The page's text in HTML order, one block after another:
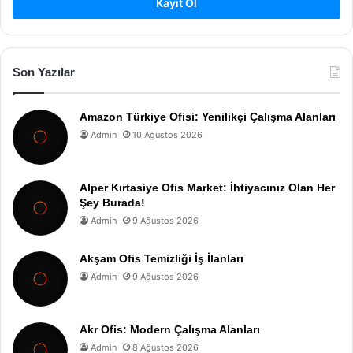
Kayıt Ol
Son Yazılar
Amazon Türkiye Ofisi: Yenilikçi Çalışma Alanları
Admin 10 Ağustos 2026
Alper Kırtasiye Ofis Market: İhtiyacınız Olan Her
Şey Burada!
Admin 9 Ağustos 2026
Akşam Ofis Temizliği İş İlanları
Admin 9 Ağustos 2026
Akr Ofis: Modern Çalışma Alanları
Admin 8 Ağustos 2026